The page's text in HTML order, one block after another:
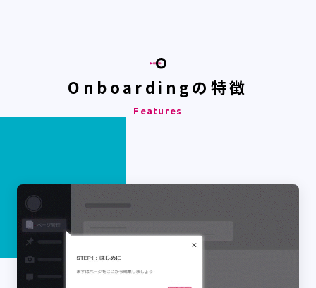
Onboardingの特徴
Features